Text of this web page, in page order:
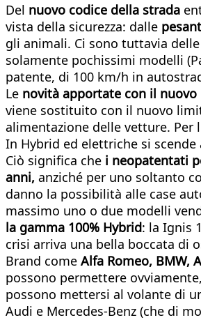
Del nuovo codice della strada
vista della sicurezza: dalle
gli animali. Ci sono tuttavia delle
solamente pochissimi modelli
patente, di 100 km/h in
Le novità apportate con il
viene sostituito con il nuovo
alimentazione delle vetture. Per
In Hybrid ed elettriche si scende
Ciò significa che i neopatentati
anni, anziché per uno soltanto
danno la possibilità alle case
massimo uno o due modelli
la gamma 100% Hybrid: la Ignis
crisi arriva una bella boccata di
Brand come Alfa Romeo, BMW,
possono permettere
possono mettersi al volante di
Audi e Mercedes-Benz (che di